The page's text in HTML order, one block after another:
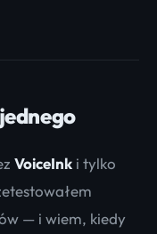
VoiceInk i tylko
— i wiem, kiedy